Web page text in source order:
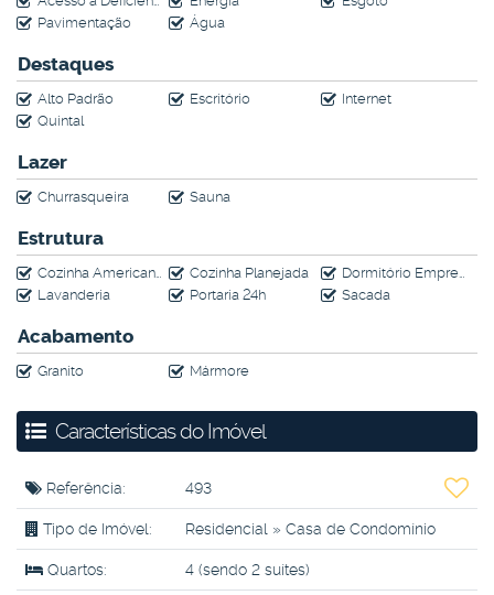
contato com a natureza.Confira!
Pavimentação
Água
Destaques
Alto Padrão Escritório
Internet
Quintal
Lazer
Churrasqueira Sauna
Estrutura
Cozinha Americana Cozinha Planejada
Dormitório Empregada
Lavanderia
Portaria 24h Sacada
Acabamento
Granito Mármore
Características do Imóvel
Referência: 493
Tipo de Imóvel: Residencial » Casa de Condomínio
Quartos: 4 (sendo 2 suítes)